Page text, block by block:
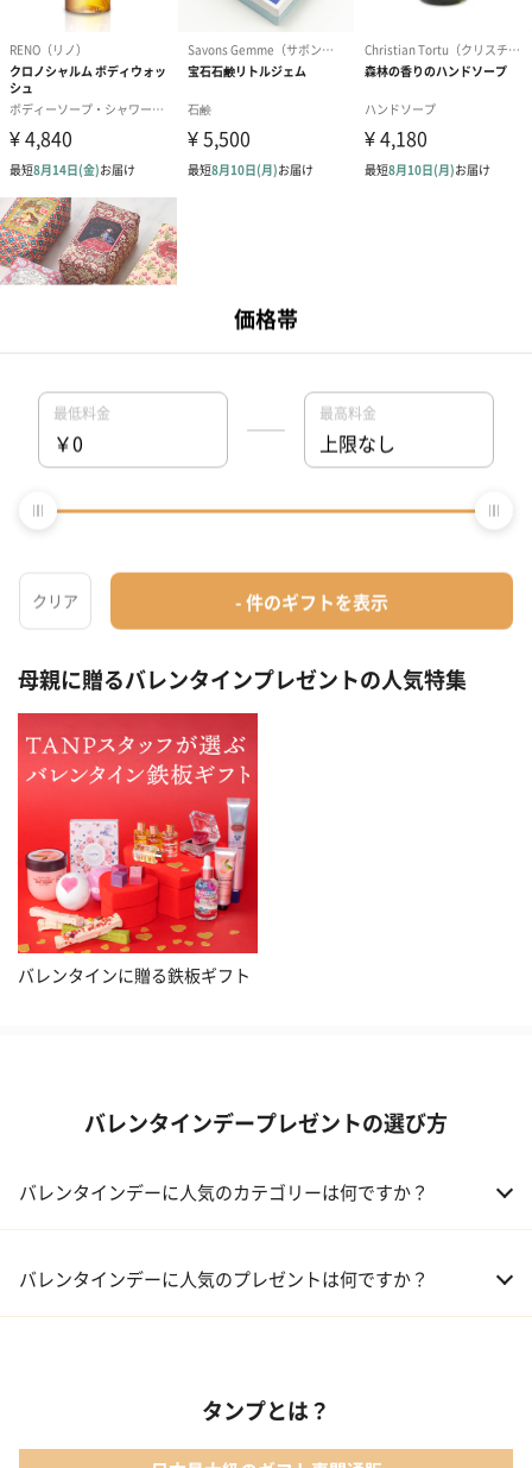
母親に贈るバレンタインプレゼントの人気特集
バレンタインに贈る鉄板ギフト
バレンタインデープレゼントの選び方
バレンタインデーに人気のカテゴリーは何ですか？
02 メイクアップ
04 ファッション小物
バレンタインデーに人気のプレゼントは何ですか？
02 【名入れギフト】フラワーティントリップ［日本限定ピンクゴ
タンプとは？